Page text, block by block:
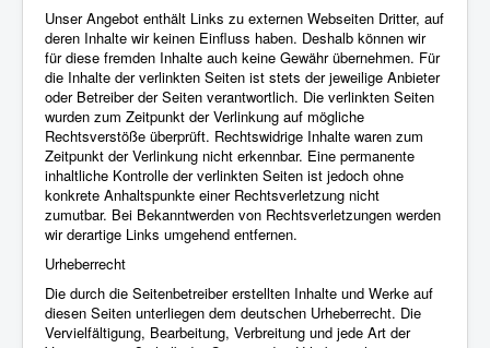
Unser Angebot enthält Links zu externen Webseiten Dritter, auf
deren Inhalte wir keinen Einfluss haben. Deshalb können wir
für diese fremden Inhalte auch keine Gewähr übernehmen. Für
die Inhalte der verlinkten Seiten ist stets der jeweilige Anbieter
oder Betreiber der Seiten verantwortlich. Die verlinkten Seiten
wurden zum Zeitpunkt der Verlinkung auf mögliche
Rechtsverstöße überprüft. Rechtswidrige Inhalte waren zum
Zeitpunkt der Verlinkung nicht erkennbar. Eine permanente
inhaltliche Kontrolle der verlinkten Seiten ist jedoch ohne
konkrete Anhaltspunkte einer Rechtsverletzung nicht
zumutbar. Bei Bekanntwerden von Rechtsverletzungen werden
wir derartige Links umgehend entfernen.
Urheberrecht
Die durch die Seitenbetreiber erstellten Inhalte und Werke auf
diesen Seiten unterliegen dem deutschen Urheberrecht. Die
Vervielfältigung, Bearbeitung, Verbreitung und jede Art der